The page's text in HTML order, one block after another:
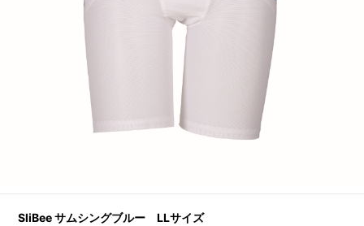
SliBee サムシングブルー LLサイズ